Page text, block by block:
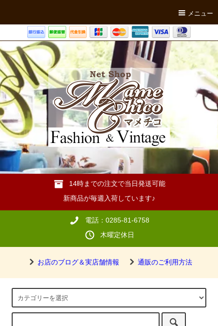
メニュー
14時までの注文で当日発送可能
新商品が毎週入荷しています♪
電話：0285-81-6758
木曜定休日
お店のブログ＆実店舗情報 通販のご利用方法